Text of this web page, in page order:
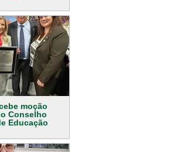
moção
Conselho
Educação